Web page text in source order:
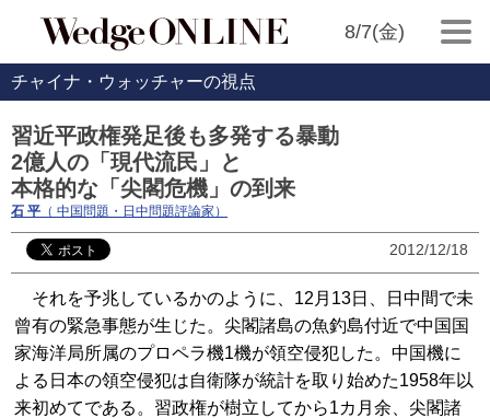
8/7(金)
チャイナ・ウォッチャーの視点
習近平政権発足後も多発する暴動
2億人の「現代流民」と
本格的な「尖閣危機」の到来
石 平 （ 中国問題・日中問題評論家）
2012/12/18
それを予兆しているかのように、12月13日、日中間で未
曾有の緊急事態が生じた。尖閣諸島の魚釣島付近で中国国
家海洋局所属のプロペラ機1機が領空侵犯した。中国機に
よる日本の領空侵犯は自衛隊が統計を取り始めた1958年以
来初めてである。習政権が樹立してから1カ月余、尖閣諸